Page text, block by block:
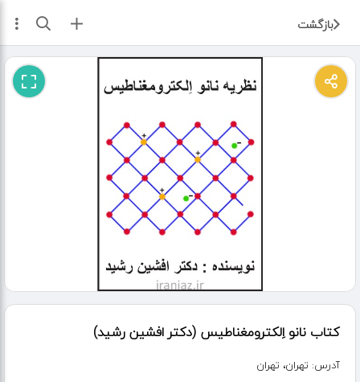
بازگشت ثبت آگهی
کتاب نانو اِلکترومغناطیس (دکتر افشین رشید)
آدرس: تهران، تهران